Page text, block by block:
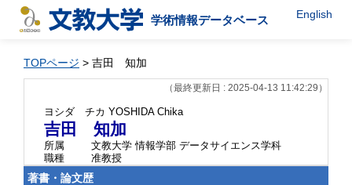
学術情報データベース English
TOPページ > 吉田 知加
（最終更新日 : 2025-04-13 11:42:29）
ヨシダ チカ YOSHIDA Chika
吉田 知加
所属
文教大学 情報学部 データサイエンス学科
職種
准教授
著書・論文歴